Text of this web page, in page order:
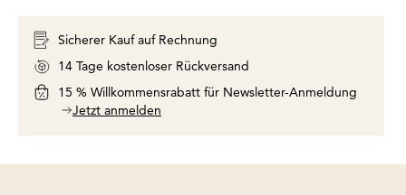
Sicherer Kauf auf Rechnung
14 Tage kostenloser Rückversand
15 % Willkommensrabatt für Newsletter-Anmeldung
Jetzt anmelden